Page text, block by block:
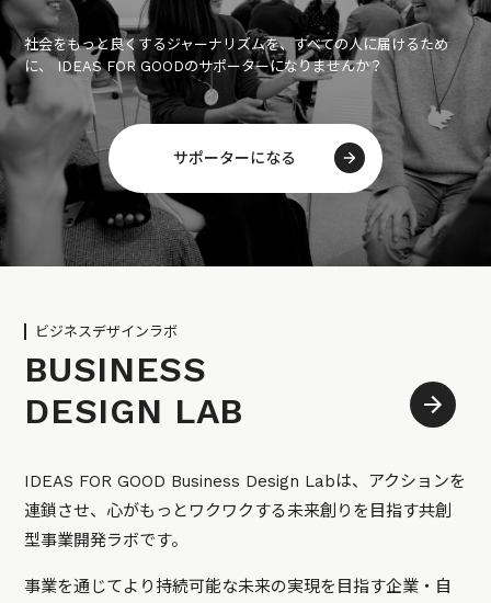
社会をもっと良くするジャーナリズムを、すべての人に届けるため
に、 IDEAS FOR GOODのサポーターになりませんか？
サポーターになる
ビジネスデザインラボ
BUSINESS
DESIGN LAB
IDEAS FOR GOOD Business Design Labは、アクションを
連鎖させ、心がもっとワクワクする未来創りを目指す共創
型事業開発ラボです。
事業を通じてより持続可能な未来の実現を目指す企業・自